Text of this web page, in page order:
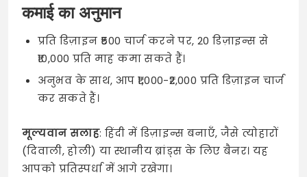
कमाई का अनुमान
प्रति डिज़ाइन ₹500 चार्ज करने पर, 20 डिज़ाइन्स से
₹10,000 प्रति माह कमा सकते हैं।
अनुभव के साथ, आप ₹1,000-₹2,000 प्रति डिज़ाइन चार्ज
कर सकते हैं।
मूल्यवान सलाह: हिंदी में डिज़ाइन्स बनाएँ, जैसे त्योहारों
(दिवाली, होली) या स्थानीय ब्रांड्स के लिए बैनर। यह
आपको प्रतिस्पर्धा में आगे रखेगा।